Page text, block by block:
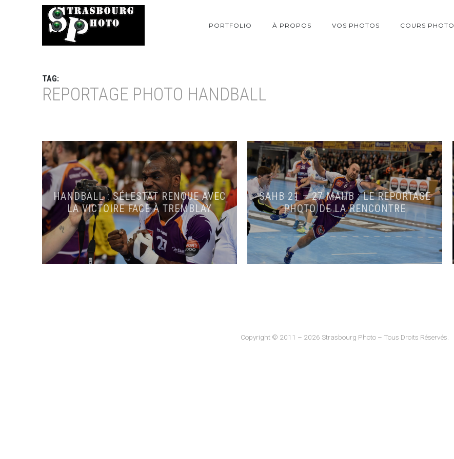
PORTFOLIO À PROPOS VOS PHOTOS COURS PHOTO
TAG:
REPORTAGE PHOTO HANDBALL
HANDBALL : SÉLESTAT RENOUE AVEC
LA VICTOIRE FACE À TREMBLAY
SAHB 21 – 27 MAHB : LE REPORTAGE
PHOTO DE LA RENCONTRE
Copyright © 2011 – 2026 Strasbourg Photo – Tous Droits Réservés.